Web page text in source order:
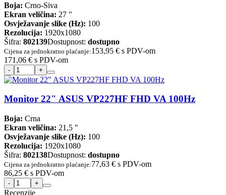
Boja: Crno-Siva
Ekran veličina: 27 "
Osvježavanje slike (Hz): 100
Rezolucija: 1920x1080
Šifra: 802139Dostupnost: dostupno
Cijena za jednokratno plaćanje:153,95 € s PDV-om
171,06 € s PDV-om
Monitor 22" ASUS VP227HF FHD VA 100Hz
Boja: Crna
Ekran veličina: 21,5 "
Osvježavanje slike (Hz): 100
Rezolucija: 1920x1080
Šifra: 802138Dostupnost: dostupno
Cijena za jednokratno plaćanje:77,63 € s PDV-om
86,25 € s PDV-om
Recenzije